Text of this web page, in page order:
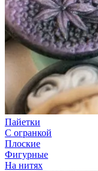
Пайетки
С огранкой
Плоские
Фигурные
На нитях